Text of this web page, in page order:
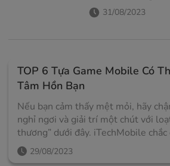
31/08/2023
TOP 6 Tựa Game Mobile Có
Tâm Hồn Bạn
Nếu bạn cảm thấy mệt mỏi, hãy
nghỉ ngơi và giải trí một chút với
thương” dưới đây. iTechMobile chắc
mang đến cho bạn rất nhiều điều
game sau đây phù hợp với mọi lứa
29/08/2023